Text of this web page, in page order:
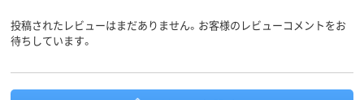
投稿されたレビューはまだありません。お客様のレビューコメントをお
待ちしています。